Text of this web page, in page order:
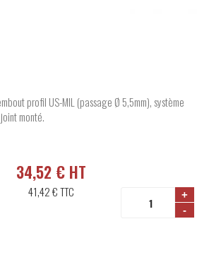
profil US-MIL (passage Ø 5,5mm), système
monté.
34,52 € HT
41,42 €TTC
+
-